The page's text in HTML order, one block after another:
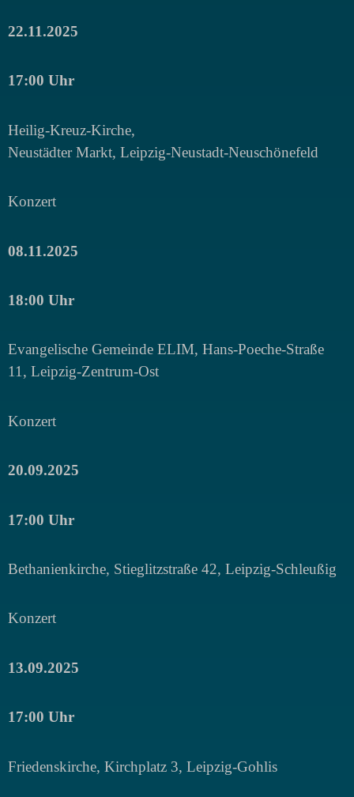
22.11.2025
17:00 Uhr
Heilig-Kreuz-Kirche,
Neustädter Markt, Leipzig-Neustadt-Neuschönefeld
Konzert
08.11.2025
18:00 Uhr
Evangelische Gemeinde ELIM, Hans-Poeche-Straße
11, Leipzig-Zentrum-Ost
Konzert
20.09.2025
17:00 Uhr
Bethanienkirche, Stieglitzstraße 42, Leipzig-Schleußig
Konzert
13.09.2025
17:00 Uhr
Friedenskirche, Kirchplatz 3, Leipzig-Gohlis